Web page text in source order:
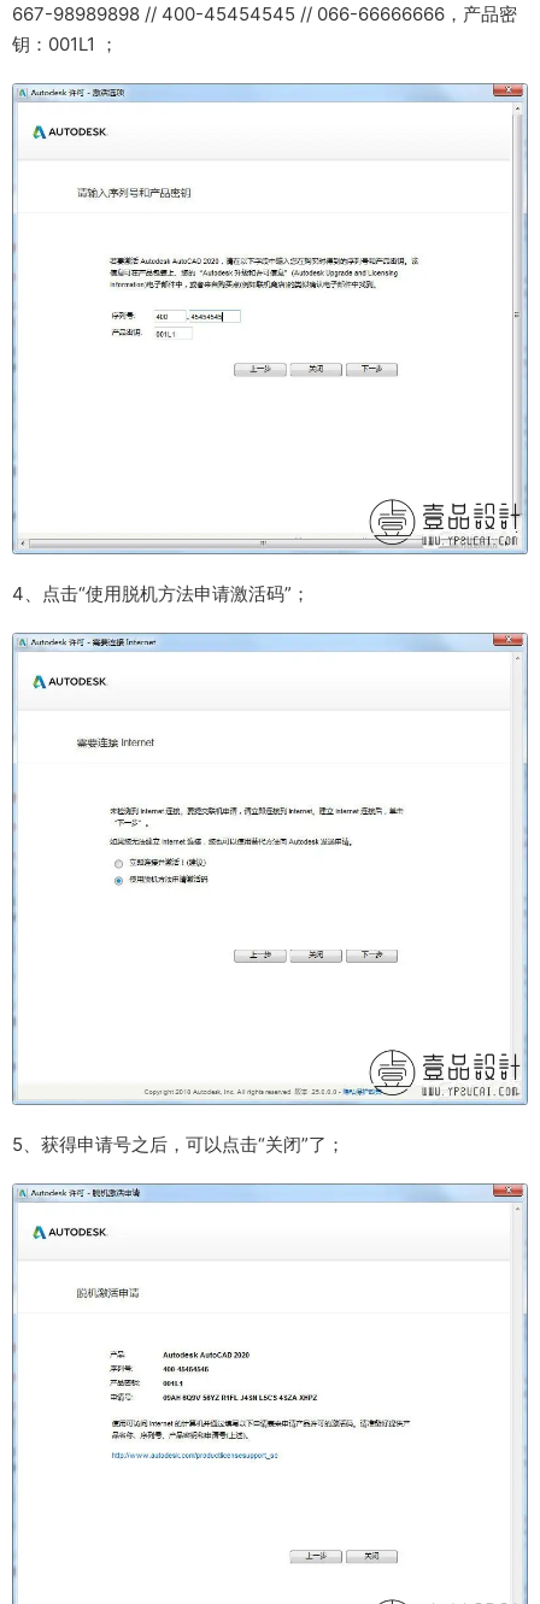
667-98989898 // 400-45454545 // 066-66666666，产品密
钥：001L1 ；
4、点击“使用脱机方法申请激活码”；
5、获得申请号之后，可以点击“关闭”了；